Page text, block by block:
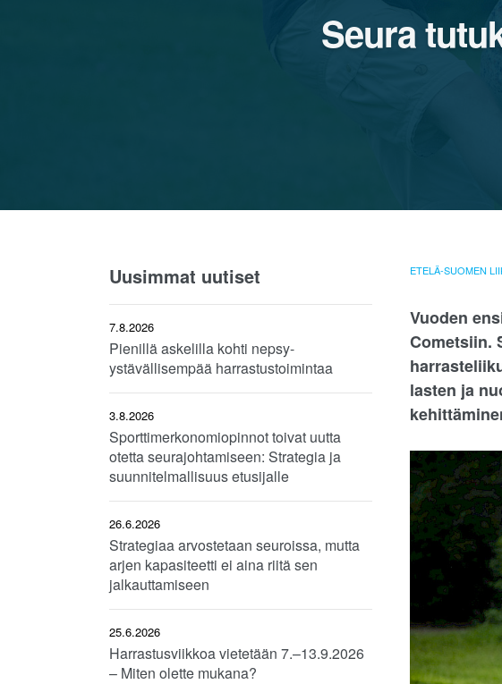
Seura
ETELÄ-SUOMEN
Vuoden
Cometsiin.
lasten ja
Uusimmat uutiset
7.8.2026
Pienillä askelilla kohti nepsy-
ystävällisempää harrastustoimintaa
3.8.2026
Sporttimerkonomiopinnot toivat uutta
otetta seurajohtamiseen: Strategia ja
suunnitelmallisuus etusijalle
26.6.2026
Strategiaa arvostetaan seuroissa, mutta
arjen kapasiteetti ei aina riitä sen
jalkauttamiseen
25.6.2026
Harrastusviikkoa vietetään 7.–13.9.2026
– Miten olette mukana?